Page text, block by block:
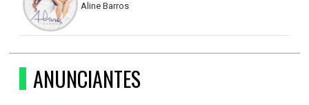
Aline Barros
ANUNCIANTES